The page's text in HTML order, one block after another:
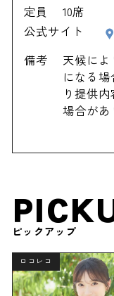
定員
10席
公式サイト
備考
天候に
になる
り提供
場合があ
ピックアップ
ロコレコ